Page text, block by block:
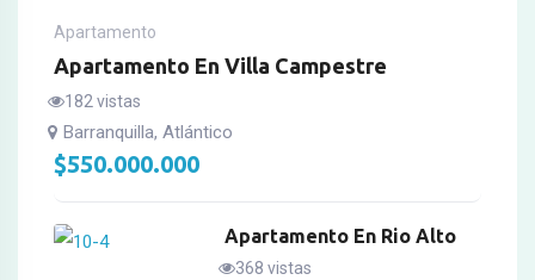
Apartamento
Apartamento En Villa Campestre
182 vistas
Barranquilla, Atlántico
$550.000.000
Apartamento En Rio Alto
368 vistas